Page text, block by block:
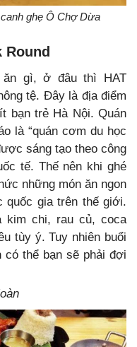
ghẹ Ô Chợ Dừa
Round
ăn gì, ở đâu thì HAT
tệ. Đây là địa điểm
bạn trẻ Hà Nội. Quán
là “quán cơm du học
sáng tạo theo công
tế. Thế nên khi ghé
những món ăn ngon
gia trên thế giới.
kim chi, rau củ, coca
tùy ý. Tuy nhiên buổi
có thể bạn sẽ phải đợi